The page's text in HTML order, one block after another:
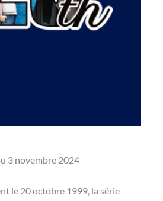
3 novembre 2024
le 20 octobre 1999, la série